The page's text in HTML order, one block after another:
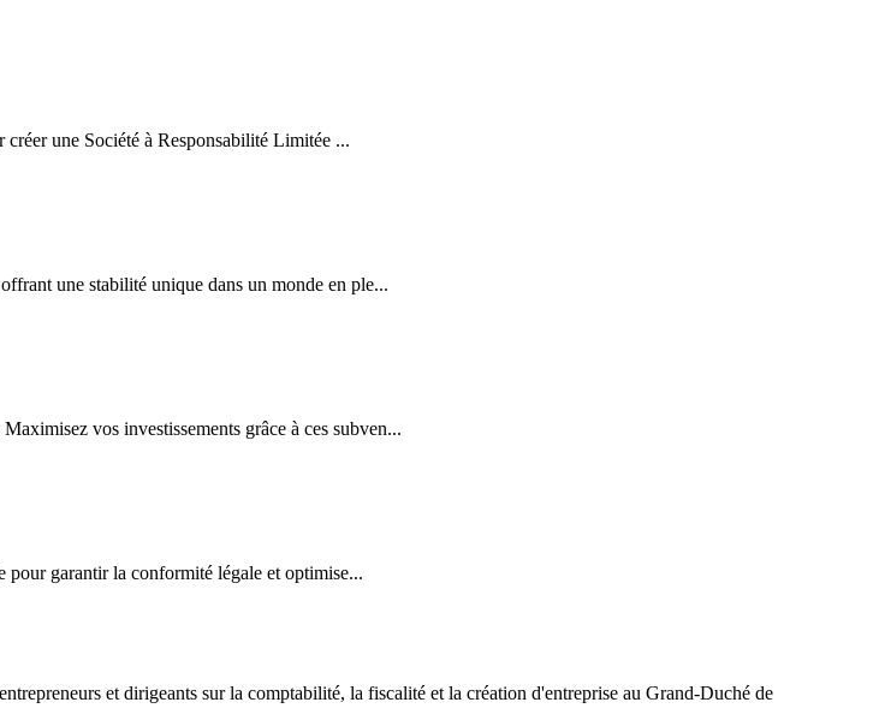
une Société à Responsabilité Limitée ...
une stabilité unique dans un monde en ple...
vos investissements grâce à ces subven...
garantir la conformité légale et optimise...
et dirigeants sur la comptabilité, la fiscalité et la création d'entreprise au Grand-Duché de